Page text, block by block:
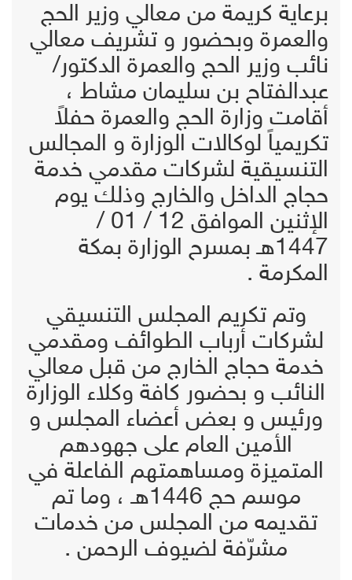
برعاية كريمة من معالي وزير الحج
والعمرة وبحضور و تشريف معالي
نائب وزير الحج والعمرة الدكتور/
عبدالفتاح بن سليمان مشاط ،
أقامت وزارة الحج والعمرة حفلاً
تكريمياً لوكالات الوزارة و المجالس
التنسيقية لشركات مقدمي خدمة
حجاج الداخل والخارج وذلك يوم
الإثنين الموافق 12 / 01 /
1447هـ بمسرح الوزارة بمكة
المكرمة .
وتم تكريم المجلس التنسيقي
لشركات أرباب الطوائف ومقدمي
خدمة حجاج الخارج من قبل معالي
النائب و بحضور كافة وكلاء الوزارة
ورئيس و بعض أعضاء المجلس و
الأمين العام على جهودهم
المتميزة ومساهمتهم الفاعلة في
موسم حج 1446هـ ، وما تم
تقديمه من المجلس من خدمات
مشرّفة لضيوف الرحمن .